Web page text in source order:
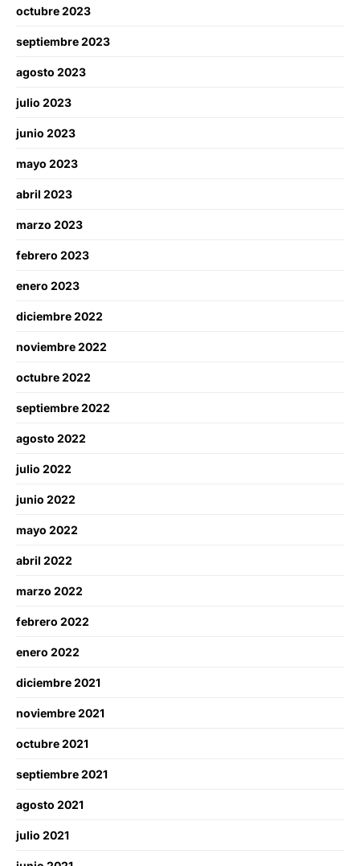
octubre 2023
septiembre 2023
agosto 2023
julio 2023
junio 2023
mayo 2023
abril 2023
marzo 2023
febrero 2023
enero 2023
diciembre 2022
noviembre 2022
octubre 2022
septiembre 2022
agosto 2022
julio 2022
junio 2022
mayo 2022
abril 2022
marzo 2022
febrero 2022
enero 2022
diciembre 2021
noviembre 2021
octubre 2021
septiembre 2021
agosto 2021
julio 2021